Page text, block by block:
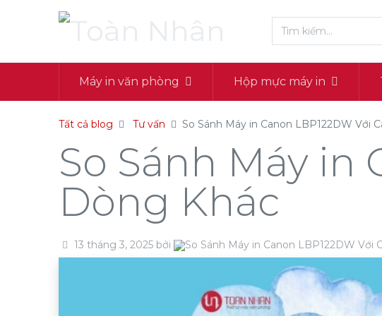
Máy in văn phòng Hộp mực máy in
Tất cả blog Tư vấn So Sánh Máy in Canon LBP122DW Với
So Sánh Máy in
Dòng Khác
13 tháng 3, 2025 bởi